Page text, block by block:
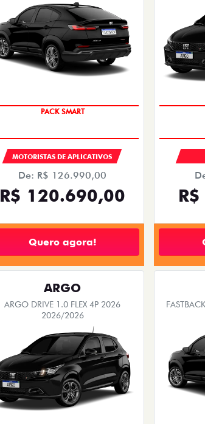
PACK SMART
MOTORISTAS DE APLICATIVOS
De: R$ 126.990,00
R$ 120.690,00
Quero agora!
ARGO
ARGO DRIVE 1.0 FLEX 4P 2026
2026/2026